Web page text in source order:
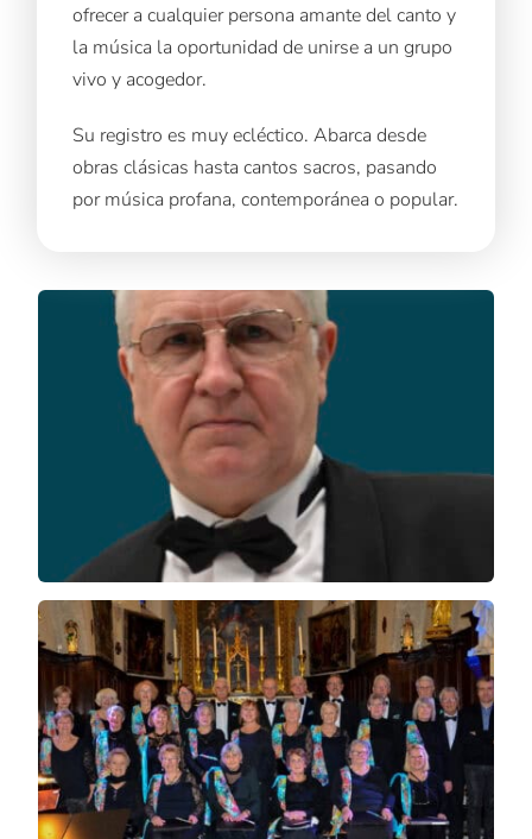
ofrecer a cualquier persona amante del canto y
la música la oportunidad de unirse a un grupo
vivo y acogedor.
Su registro es muy ecléctico. Abarca desde
obras clásicas hasta cantos sacros, pasando
por música profana, contemporánea o popular.